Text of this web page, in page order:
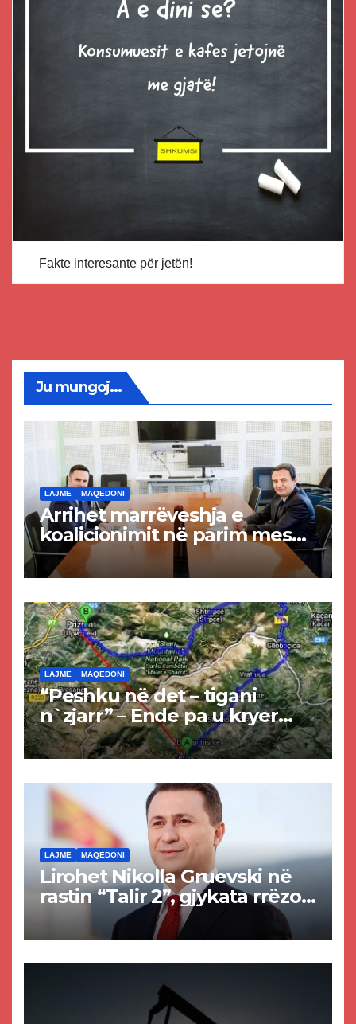
Fakte interesante për jetën!
Ju mungoj...
LAJME MAQEDONI
Arrihet marrëveshja e
koalicionimit në parim mes
Kurtit dhe Abdixhikut
LAJME MAQEDONI
“Peshku në det – tigani
n`zjarr” – Ende pa u kryer
projekti i tunelit, komuna e
Tetovës nis punimet për
LAJME MAQEDONI
Lirohet Nikolla Gruevski në
rastin “Talir 2”, gjykata rrëzon
akuzat për ndërtimin e
paligjshëm të selisë së